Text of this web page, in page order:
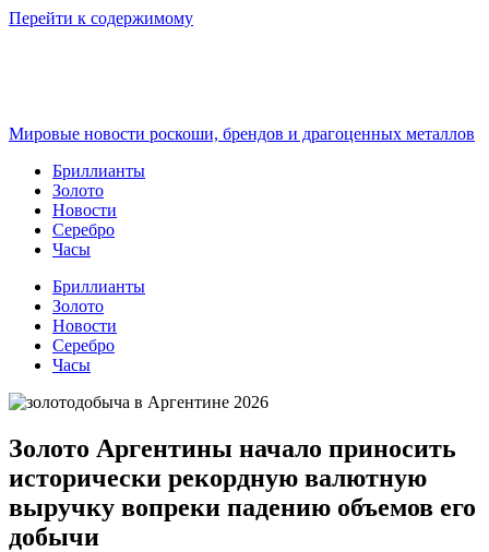
Перейти к содержимому
Мировые новости роскоши, брендов и драгоценных металлов
Бриллианты
Золото
Новости
Серебро
Часы
Бриллианты
Золото
Новости
Серебро
Часы
Золото Аргентины начало приносить
исторически рекордную валютную
выручку вопреки падению объемов его
добычи